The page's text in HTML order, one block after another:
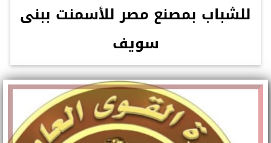
للشباب بمصنع مصر للأسمنت ببنى
سويف